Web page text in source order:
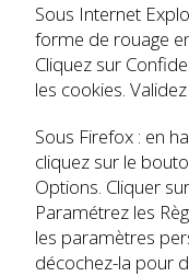
Sous Internet
forme de rouage
Cliquez sur
les cookies.
Sous Firefox : en
cliquez sur le
Options. Cliquer
Paramétrez les
les paramètres
décochez-la pour